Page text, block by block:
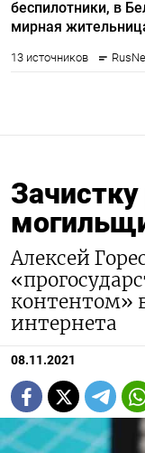
Алексей
контентом»
интернета
08.11.2021